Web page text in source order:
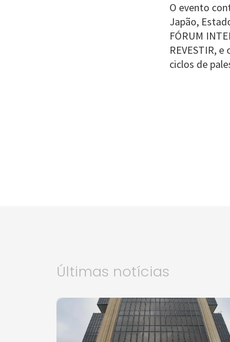
O evento
Japão,
FÓRUM
REVESTIR,
ciclos de
Últimas notícias